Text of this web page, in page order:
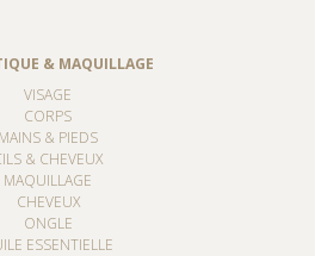
& MAQUILLAGE
VISAGE
CORPS
MAINS & PIEDS
& CHEVEUX
MAQUILLAGE
CHEVEUX
ONGLE
ESSENTIELLE